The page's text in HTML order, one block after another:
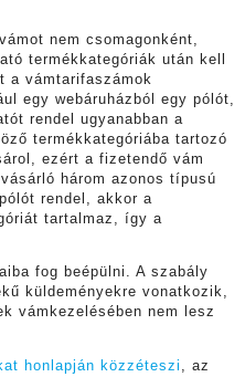
nem csomagonként,
termékkategóriák után kell
a vámtarifaszámok
egy webáruházból egy pólót,
rendel ugyanabban a
termékkategóriába tartozó
ezért a fizetendő vám
három azonos típusú
rendel, akkor a
tartalmaz, így a
fog beépülni. A szabály
küldeményekre vonatkozik,
vámkezelésében nem lesz
honlapján közzéteszi , az